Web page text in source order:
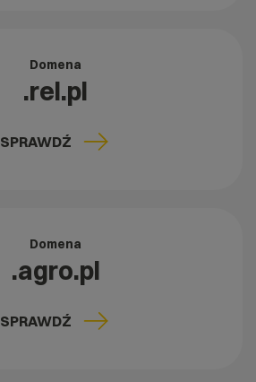
Domena
.rel.pl
SPRAWDŹ
Domena
.agro.pl
SPRAWDŹ